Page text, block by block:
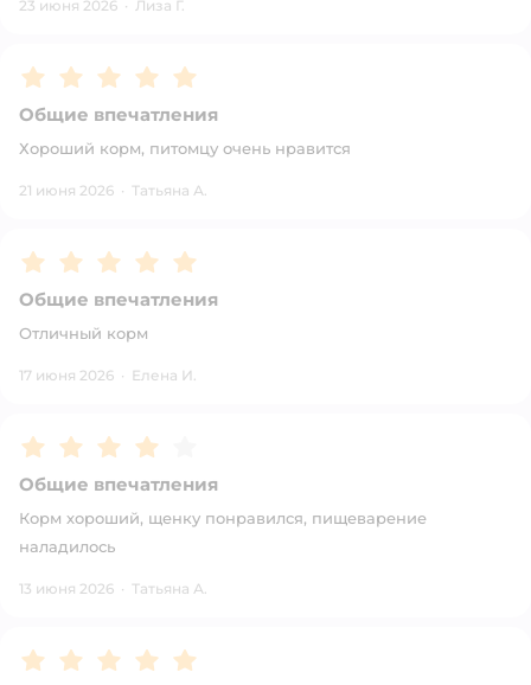
23 июня 2026 · Лиза Г.
Рейтинг:5
Общие впечатления
Хороший корм, питомцу очень нравится
21 июня 2026 · Татьяна А.
Рейтинг:5
Общие впечатления
Отличный корм
17 июня 2026 · Елена И.
Рейтинг:4
Общие впечатления
Корм хороший, щенку понравился, пищеварение
наладилось
13 июня 2026 · Татьяна А.
Рейтинг:5